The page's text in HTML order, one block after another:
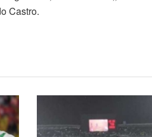
Castro.